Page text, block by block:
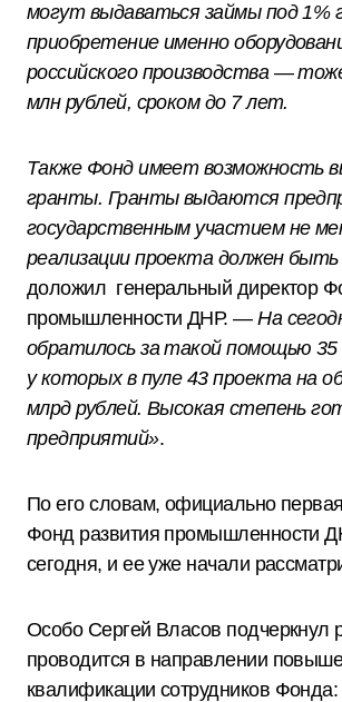
могут выдаваться займы под 1%
приобретение именно
российского производства —
млн рублей, сроком до 7 лет.
Также Фонд имеет возможность
гранты. Гранты выдаются
государственным участием не
реализации проекта должен
доложил генеральный директор
промышленности ДНР. —На
обратилось за такой помощью 35
у которых в пуле 43 проекта на
млрд рублей. Высокая степень
предприятий».
По его словам, официально
Фонд развития промышленности
сегодня, и ее уже начали
Особо Сергей Власов подчеркнул
проводится в направлении
квалификации сотрудников